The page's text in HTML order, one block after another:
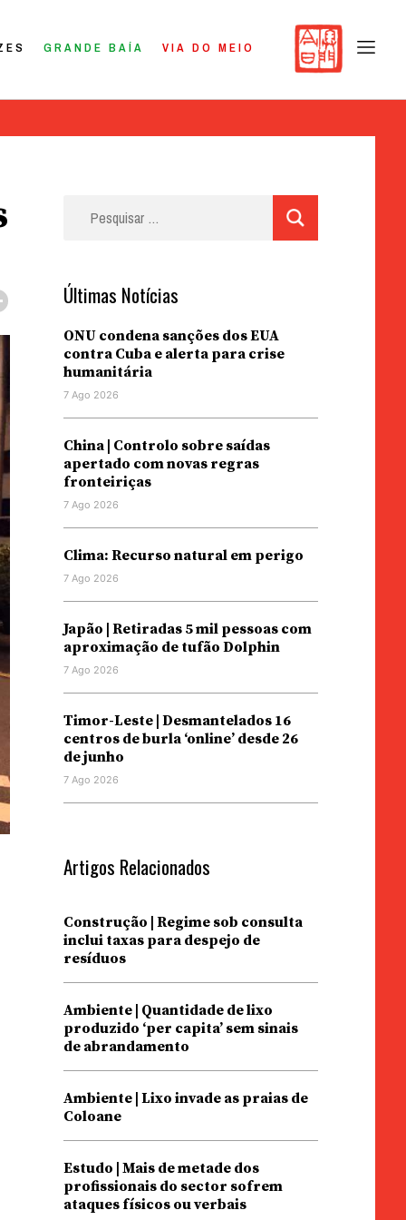
GRANDE BAÍA VIA DO MEIO
Últimas Notícias
ONU condena sanções dos EUA
contra Cuba e alerta para crise
humanitária
7 Ago 2026
China | Controlo sobre saídas
apertado com novas regras
fronteiriças
7 Ago 2026
Clima: Recurso natural em perigo
7 Ago 2026
Japão | Retiradas 5 mil pessoas com
aproximação de tufão Dolphin
7 Ago 2026
Timor-Leste | Desmantelados 16
centros de burla ‘online’ desde 26
de junho
7 Ago 2026
Artigos Relacionados
Construção | Regime sob consulta
inclui taxas para despejo de
resíduos
Ambiente | Quantidade de lixo
produzido ‘per capita’ sem sinais
de abrandamento
Ambiente | Lixo invade as praias de
Coloane
Estudo | Mais de metade dos
profissionais do sector sofrem
ataques físicos ou verbais